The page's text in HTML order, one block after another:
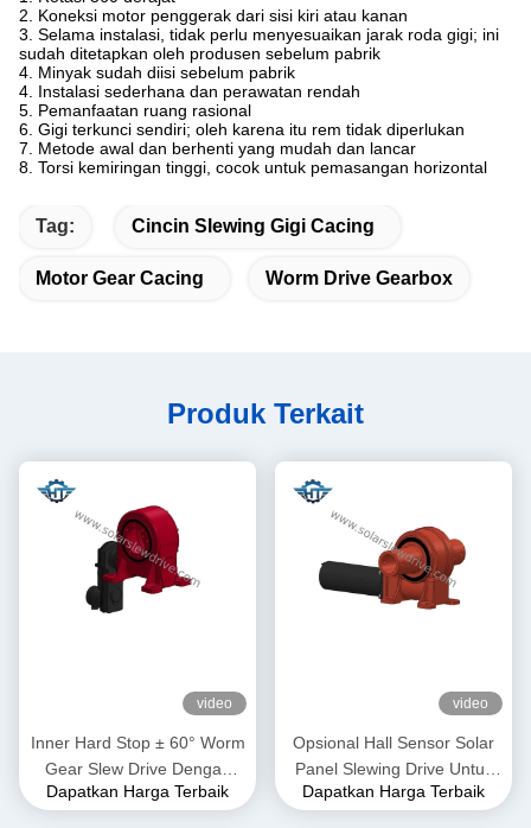
2. Koneksi motor penggerak dari sisi kiri atau kanan
3. Selama instalasi, tidak perlu menyesuaikan jarak roda gigi; ini
sudah ditetapkan oleh produsen sebelum pabrik
4. Minyak sudah diisi sebelum pabrik
4. Instalasi sederhana dan perawatan rendah
5. Pemanfaatan ruang rasional
6. Gigi terkunci sendiri; oleh karena itu rem tidak diperlukan
7. Metode awal dan berhenti yang mudah dan lancar
8. Torsi kemiringan tinggi, cocok untuk pemasangan horizontal
Tag: Cincin Slewing Gigi Cacing
Motor Gear Cacing Worm Drive Gearbox
Produk Terkait
video
Inner Hard Stop ± 60° Worm
Gear Slew Drive Dengan
Self Lock And Precision 0,15
Dapatkan Harga Terbaik
video
Opsional Hall Sensor Solar
Panel Slewing Drive Untuk
Instalasi Cepat Dan Mudah
Dapatkan Harga Terbaik